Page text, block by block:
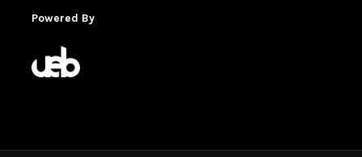
Powered By